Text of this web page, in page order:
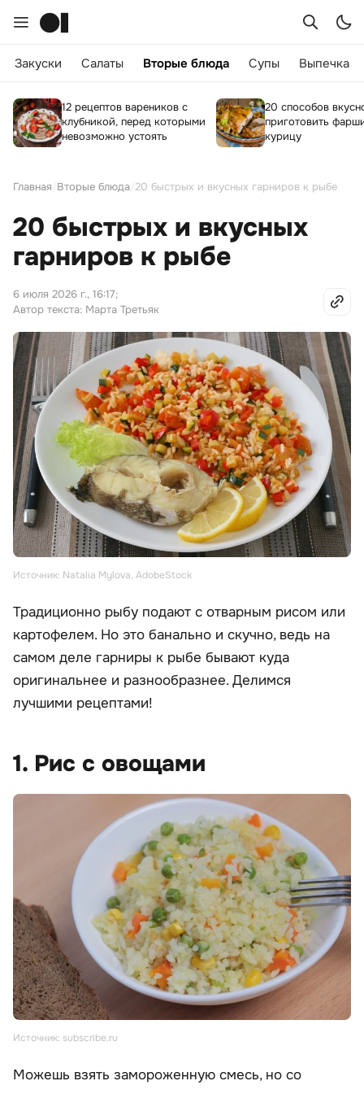
Закуски Салаты Вторые блюда Супы Выпечка
12 рецептов вареников с
клубникой, перед которыми
невозможно устоять
20 способов
приготовить
курицу
Главная Вторые блюда 20 быстрых и вкусных гарниров к рыбе
20 быстрых и вкусных
гарниров к рыбе
6 июля 2026 г., 16:17;
Автор текста: Марта Третьяк
Источник: Natalia Mylova, AdobeStock
Традиционно рыбу подают с отварным рисом или
картофелем. Но это банально и скучно, ведь на
самом деле гарниры к рыбе бывают куда
оригинальнее и разнообразнее. Делимся
лучшими рецептами!
1. Рис с овощами
Источник: subscribe.ru
Можешь взять замороженную смесь, но со